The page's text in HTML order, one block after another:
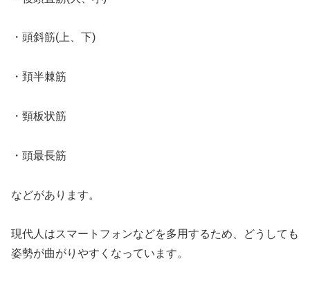
・頭斜筋(上、下)
・頚半棘筋
・頸板状筋
・頭最長筋
などがあります。
現代人はスマートフォンなどを多用するため、どうしても
姿勢が曲がりやすくなっています。